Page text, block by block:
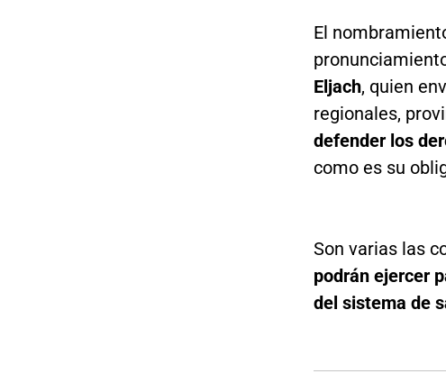
El
Eljach, quien
regionales,
defender los
como es su
Son varias las
podrán ejercer
del sistema de